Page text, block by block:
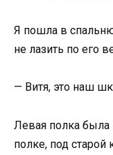
Я пошла в
не лазить по его
— Витя, это наш
Левая полка была
полке, под старой